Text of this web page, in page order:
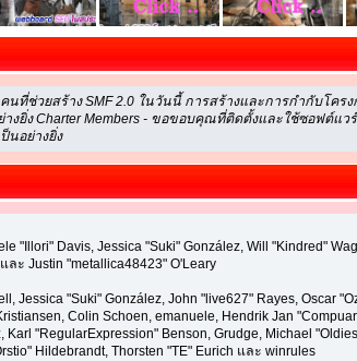
ที่ช่วยสร้าง SMF 2.0 ในวันนี้ การสร้างและการกำกับโคร
างยิ่ง Charter Members - ขอขอบคุณที่ติดตั้งและใช้ซอฟต์แ
นอย่างยิ่ง
"Illori" Davis, Jessica "Suki" González, Will "Kindred"
ละ Justin "metallica48423" O'Leary
Jessica "Suki" González, John "live627" Rayes, Oscar
Colin Schoen, emanuele, Hendrik Jan
Karl "RegularExpression" Benson, Grudge, Michael
Hildebrandt, Thorsten "TE" Eurich และ winrules